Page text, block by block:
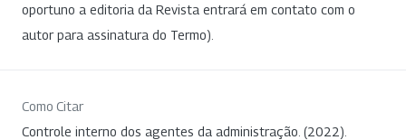
oportuno a editoria da Revista entrará em contato com o
autor para assinatura do Termo).
Como Citar
Controle interno dos agentes da administração. (2022).